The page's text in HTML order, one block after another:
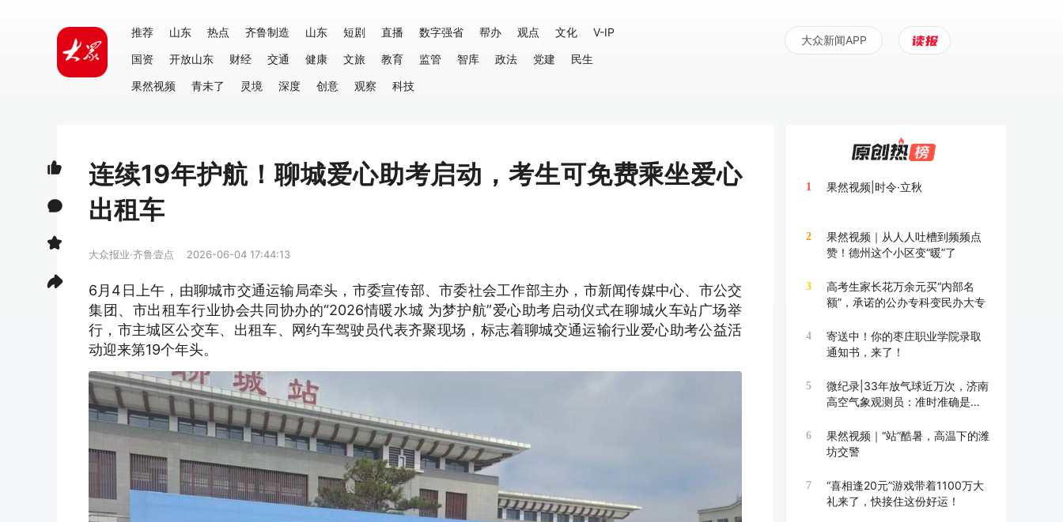
推荐 山东 热点 齐鲁制造 山东 短剧 直播 数字强省 帮办 观点 文化
V-IP
国资
开放山东 财经 交通 健康 文旅 教育 监管 智库 政法 党建
民生
果然视频
青未了 灵境 深度 创意 观察 科技
大众新闻APP
连续19年护航！聊城爱心助考启动，考生可免费乘坐爱心
出租车
大众报业·齐鲁壹点 2026-06-04 17:44:13
6月4日上午，由聊城市交通运输局牵头，市委宣传部、市委社会工作部主办，市新闻传媒中心、市公交
集团、市出租车行业协会共同协办的“2026情暖水城 为梦护航”爱心助考启动仪式在聊城火车站广场举
行，市主城区公交车、出租车、网约车驾驶员代表齐聚现场，标志着聊城交通运输行业爱心助考公益活
动迎来第19个年头。
1 果然视频|时令·立秋
2
果然视频｜从人人吐槽到频频点
赞！德州这个小区变“暖”了
3
高考生家长花万余元买“内部名
额”，承诺的公办专科变民办大专
4
寄送中！你的枣庄职业学院录取
通知书，来了！
5
微纪录|33年放气球近万次，济南
高空气象观测员：准时准确是底
6
果然视频｜“站”酷暑，高温下的潍
坊交警
7
“喜相逢20元”游戏带着1100万大
礼来了，快接住这份好运！